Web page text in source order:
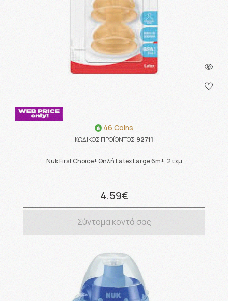
46 Coins
ΚΩΔΙΚΟΣ ΠΡΟΪΟΝΤΟΣ:92711
Nuk First Choice+ Θηλή Latex Large 6m+, 2τεμ
4.59€
Σύντομα κοντά σας